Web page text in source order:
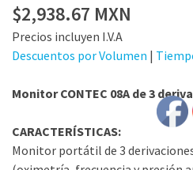
$2,938.67 MXN
Precios incluyen I.V.A
Descuentos por Volumen |
Monitor CONTEC 08A de 3
CARACTERÍSTICAS:
Monitor portátil de 3